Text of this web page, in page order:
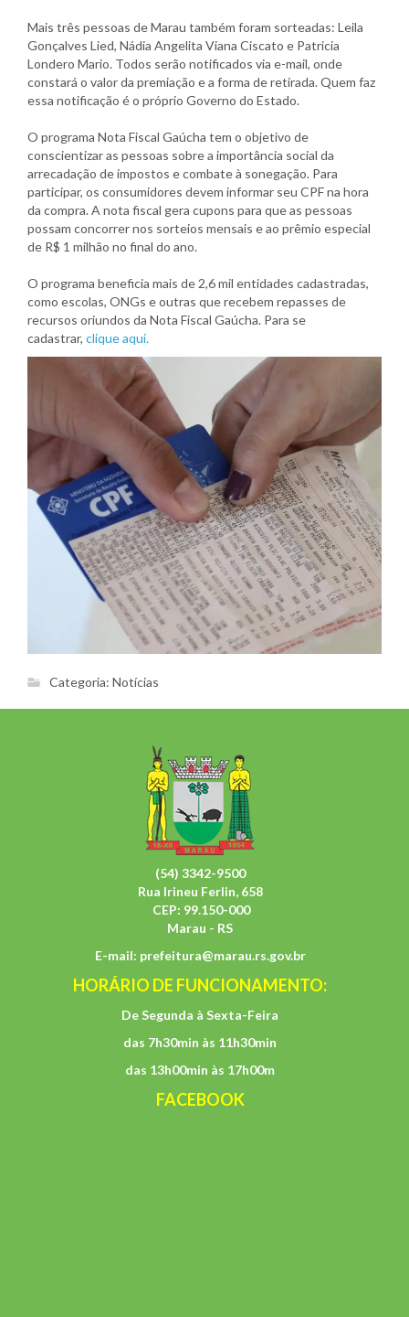
Mais três pessoas de Marau também foram sorteadas: Leila
Gonçalves Lied, Nádia Angelita Viana Ciscato e Patricia
Londero Mario. Todos serão notificados via e-mail, onde
constará o valor da premiação e a forma de retirada. Quem faz
essa notificação é o próprio Governo do Estado.
O programa Nota Fiscal Gaúcha tem o objetivo de
conscientizar as pessoas sobre a importância social da
arrecadação de impostos e combate à sonegação. Para
participar, os consumidores devem informar seu CPF na hora
da compra. A nota fiscal gera cupons para que as pessoas
possam concorrer nos sorteios mensais e ao prêmio especial
de R$ 1 milhão no final do ano.
O programa beneficia mais de 2,6 mil entidades cadastradas,
como escolas, ONGs e outras que recebem repasses de
recursos oriundos da Nota Fiscal Gaúcha. Para se
cadastrar, clique aqui.
Categoria: Notícias
(54) 3342-9500
Rua Irineu Ferlin, 658
CEP: 99.150-000
Marau - RS
E-mail: prefeitura@marau.rs.gov.br
HORÁRIO DE FUNCIONAMENTO:
De Segunda à Sexta-Feira
das 7h30min às 11h30min
das 13h00min às 17h00m
FACEBOOK